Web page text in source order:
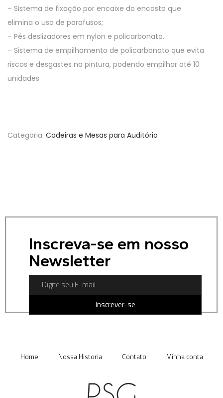
– Sistema de fixação por encaixe do encosto que
elimina o uso de parafusos;
– Pés deslizadores em nylon e policarbonato.
– Sistema de empilhamento de policarbonato que evita
riscos e desgastes na pintura, podendo empilhar até 10
unidades.
Categoria: Cadeiras e Mesas para Auditório
Inscreva-se em nosso
Newsletter
Inscrever-se
Home Nossa Historia Contato Minha conta